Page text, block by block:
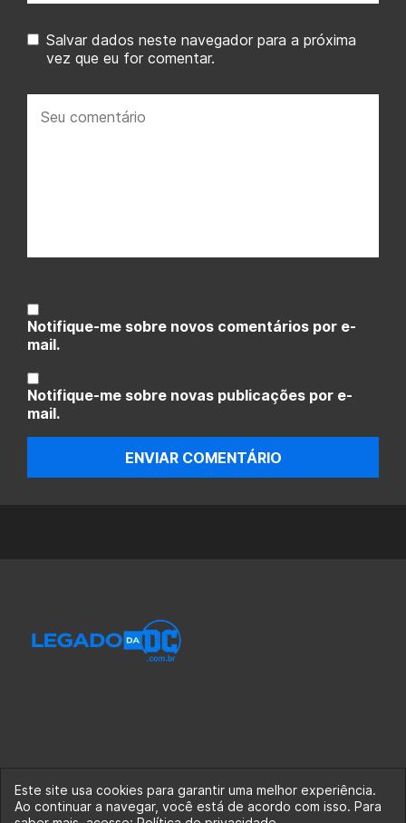
Salvar dados neste navegador para a próxima
vez que eu for comentar.
comentário:
Notifique-me sobre novos comentários por e-
mail.
Notifique-me sobre novas publicações por e-
mail.
ENVIAR COMENTÁRIO
© 2020-2026 Legado da DC, uma empresa da Legado
Este site usa cookies para garantir uma melhor experiência.
Ao continuar a navegar, você está de acordo com isso. Para